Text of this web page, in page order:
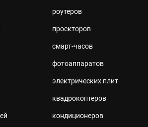
роутеров
проекторов
смарт-часов
фотоаппаратов
электрических плит
квадрокоптеров
кондиционеров